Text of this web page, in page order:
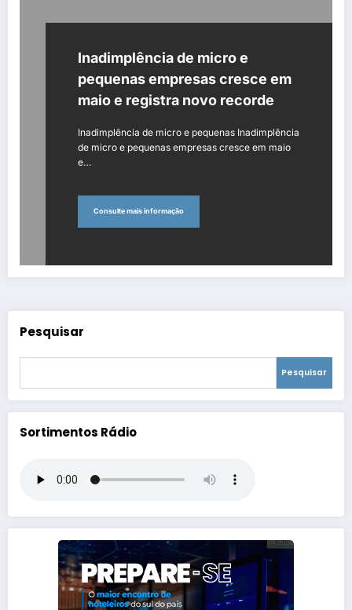
Inadimplência de micro e
pequenas empresas cresce em
maio e registra novo recorde
Inadimplência de micro e pequenas Inadimplência
de micro e pequenas empresas cresce em maio
e…
Consulte mais informação
Pesquisar
Pesquisar
Sortimentos Rádio